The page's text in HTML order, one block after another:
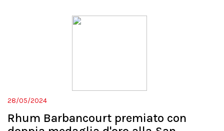
28/05/2024
Rhum Barbancourt premiato con